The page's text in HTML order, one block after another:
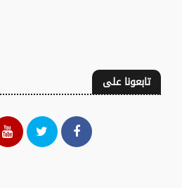
تابعونا على